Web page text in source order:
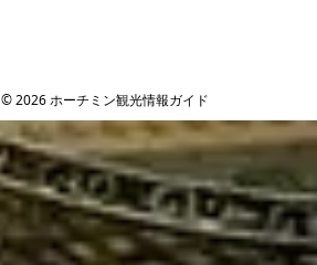
© 2026 ホーチミン観光情報ガイド